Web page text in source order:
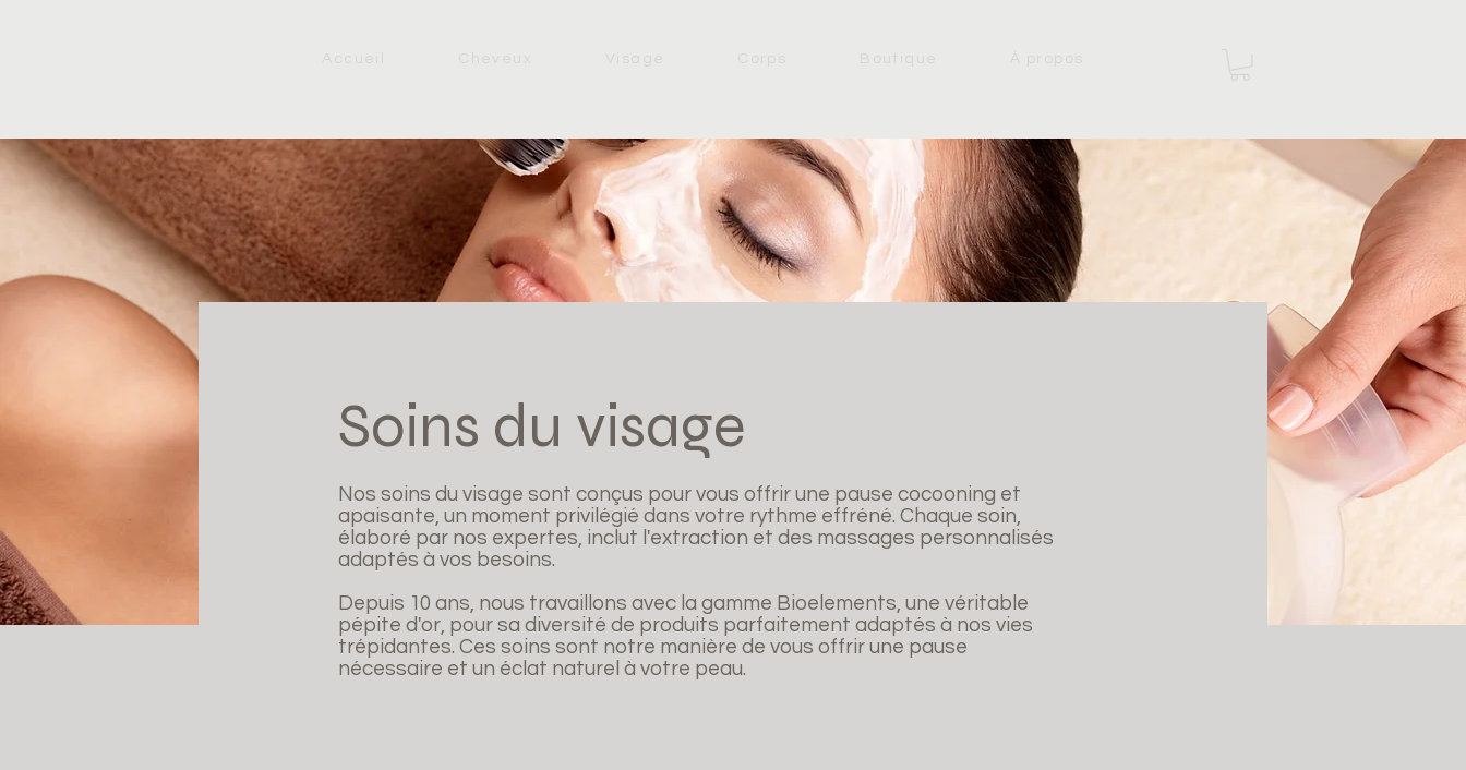
Soins du visage
Nos soins du visage sont conçus pour vous offrir une pause cocooning et
apaisante, un moment privilégié dans votre rythme effréné. Chaque soin,
élaboré par nos expertes, inclut l'extraction et des massages personnalisés
adaptés à vos besoins.
Depuis 10 ans, nous travaillons avec la gamme Bioelements, une véritable
pépite d'or, pour sa diversité de produits parfaitement adaptés à nos vies
trépidantes. Ces soins sont notre manière de vous offrir une pause
nécessaire et un éclat naturel à votre peau.